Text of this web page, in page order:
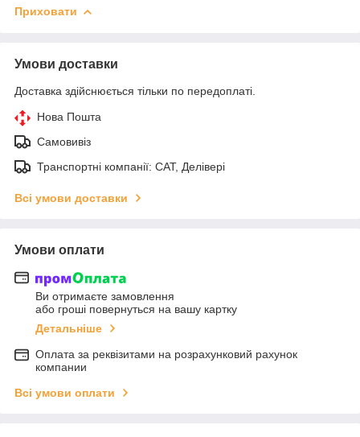
Приховати
Умови доставки
Доставка здійснюється тільки по передоплаті.
Нова Пошта
Самовивіз
Транспортні компанії: САТ, Делівері
Всі умови доставки
Умови оплати
Ви отримаєте замовлення
або гроші повернуться на вашу картку
Детальніше
Оплата за реквізитами на розрахунковий рахунок
компании
Всі умови оплати